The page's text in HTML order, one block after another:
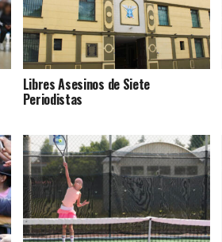
Libres Asesinos de Siete
Periodistas